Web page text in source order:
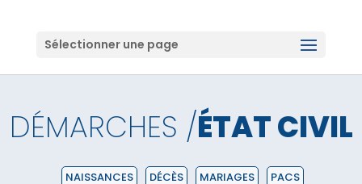
Sélectionner une page
DÉMARCHES /ÉTAT CIVIL
NAISSANCES DÉCÈS MARIAGES PACS